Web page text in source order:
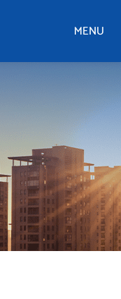
MENU